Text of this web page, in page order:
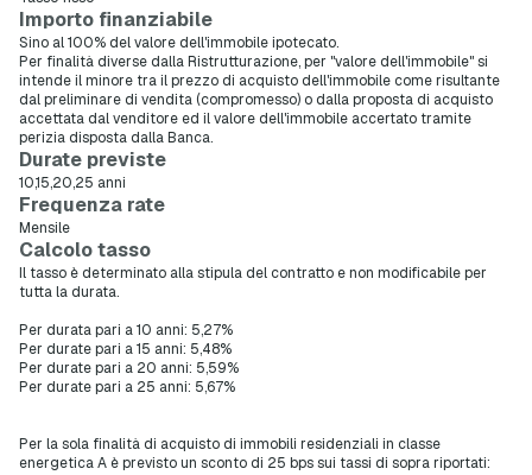
Importo finanziabile
Sino al 100% del valore dell'immobile ipotecato.
Per finalità diverse dalla Ristrutturazione, per "valore dell'immobile" si
intende il minore tra il prezzo di acquisto dell'immobile come risultante
dal preliminare di vendita (compromesso) o dalla proposta di acquisto
accettata dal venditore ed il valore dell'immobile accertato tramite
perizia disposta dalla Banca.
Durate previste
10,15,20,25 anni
Frequenza rate
Mensile
Calcolo tasso
Il tasso è determinato alla stipula del contratto e non modificabile per
tutta la durata.
Per durata pari a 10 anni: 5,27%
Per durate pari a 15 anni: 5,48%
Per durate pari a 20 anni: 5,59%
Per durate pari a 25 anni: 5,67%
Per la sola finalità di acquisto di immobili residenziali in classe
energetica A è previsto un sconto di 25 bps sui tassi di sopra riportati: